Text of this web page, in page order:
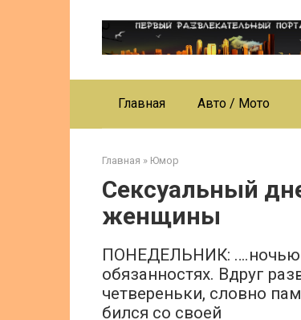
Главная Авто / Мото
Главная » Юмор
Сексуальный
женщины
ПОНЕДЕЛЬНИК: ….ночью
обязанностях. Вдруг
четвереньки, словно
бился со своей